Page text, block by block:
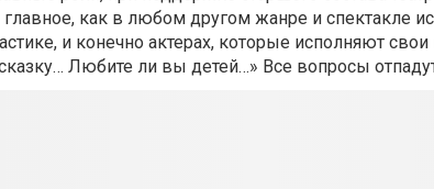
главное, как в любом другом жанре и спектакле
и конечно актерах, которые исполняют
Любите ли вы детей…» Все вопросы